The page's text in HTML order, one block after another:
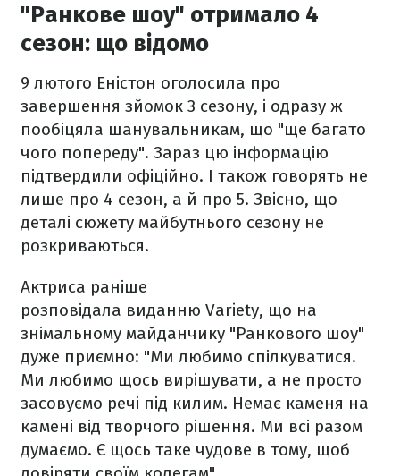
"Ранкове шоу" отримало 4
сезон: що відомо
9 лютого Еністон оголосила про
завершення зйомок 3 сезону, і одразу ж
пообіцяла шанувальникам, що "ще багато
чого попереду". Зараз цю інформацію
підтвердили офіційно. І також говорять не
лише про 4 сезон, а й про 5. Звісно, що
деталі сюжету майбутнього сезону не
розкриваються.
Актриса раніше
розповідала виданню Variety, що на
знімальному майданчику "Ранкового шоу"
дуже приємно: "Ми любимо спілкуватися.
Ми любимо щось вирішувати, а не просто
засовуємо речі під килим. Немає каменя на
камені від творчого рішення. Ми всі разом
думаємо. Є щось таке чудове в тому, щоб